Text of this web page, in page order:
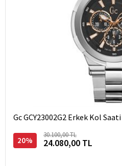
Gc GCY23002G2 Erkek Kol Saati
20%
30.100,00 TL
24.080,00 TL